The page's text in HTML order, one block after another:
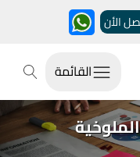
الأن
القائمة